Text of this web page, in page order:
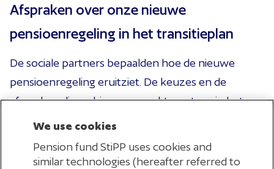
Afspraken over onze nieuwe
pensioenregeling in het transitieplan
De sociale partners bepaalden hoe de nieuwe
pensioenregeling eruitziet. De keuzes en de
afspraken die ze hierover maakten, staan in het
transitieplan
Implementatieplan
We use cookies
Pension fund StiPP uses cookies and
similar technologies (hereafter referred to